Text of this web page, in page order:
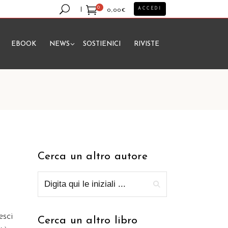
0
0,00€
prodotto nel carrello.
ACCEDI
EBOOK NEWS SOSTIENICI RIVISTE
Cerca un altro autore
Cerca un altro libro